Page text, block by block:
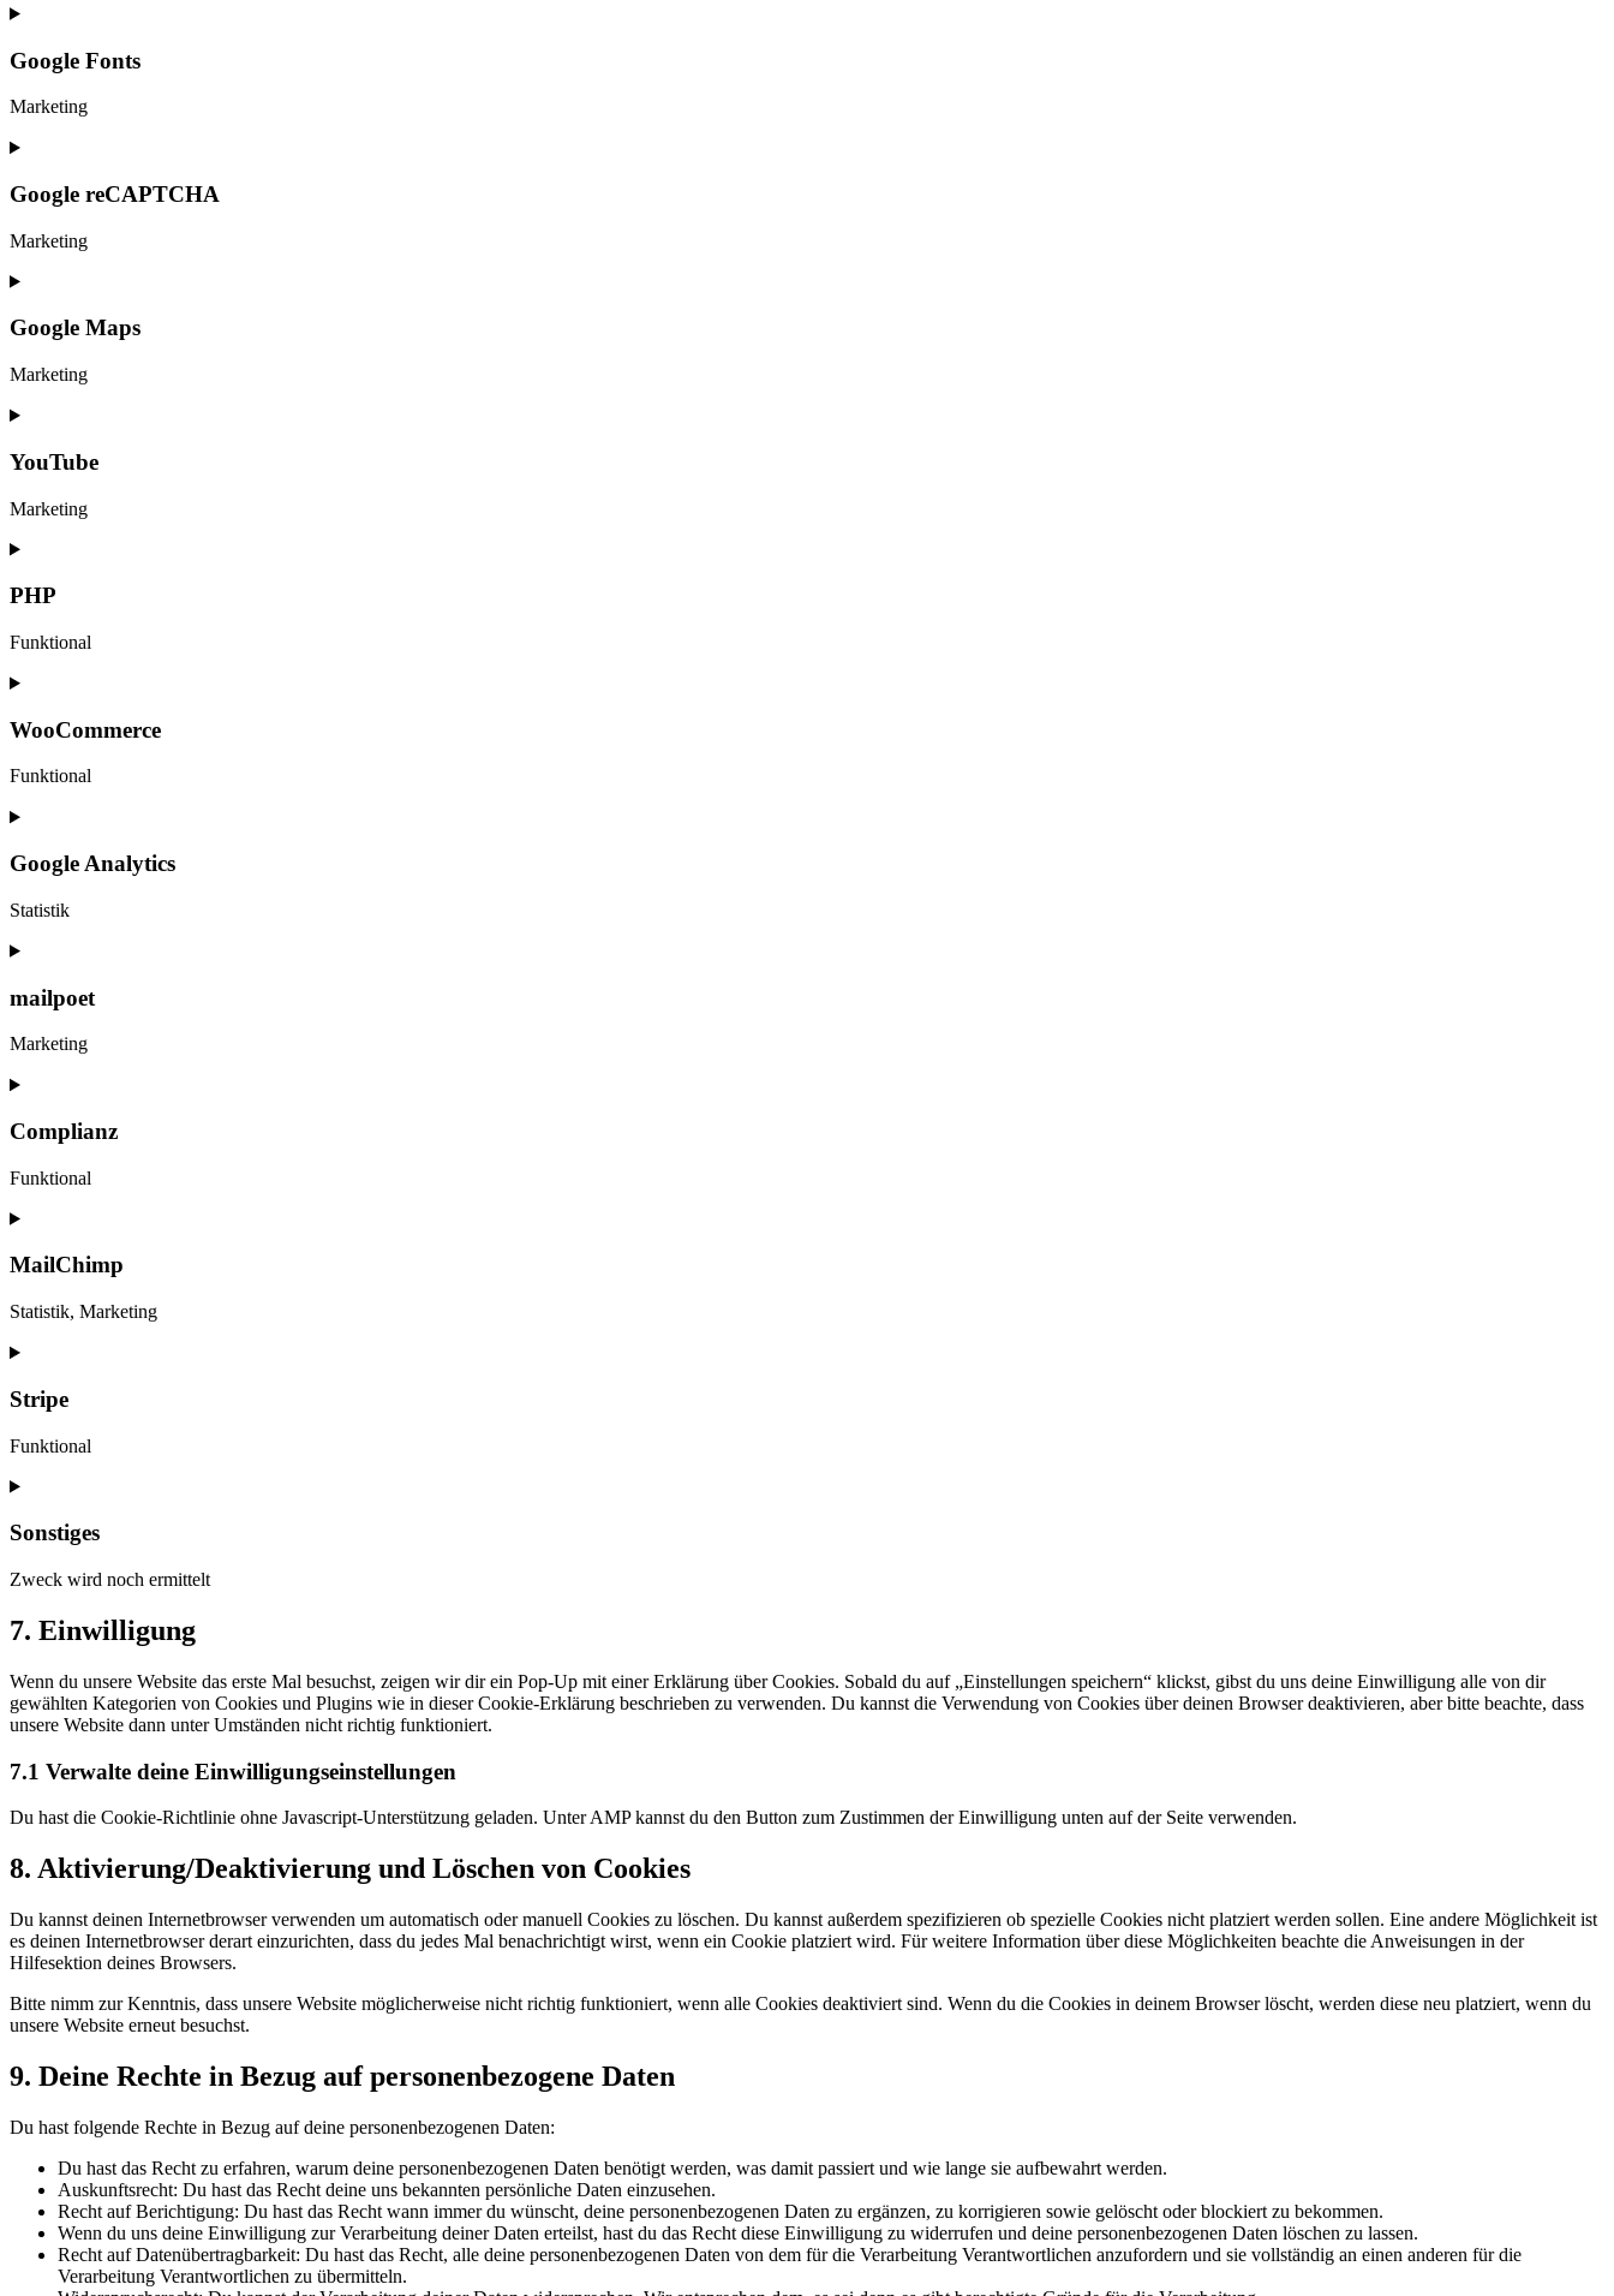
Consent
service
wordpress
Google Fonts
Marketing
Consent
service
google-
fonts
Google reCAPTCHA
Marketing
Consent
service
google-
recaptcha
Google Maps
Marketing
Consent
service
maps
YouTube
Marketing
Consent
service
PHP
Funktional
Consent
service
WooCommerce
Funktional
Consent
service
woocommerce
Google Analytics
Statistik
Consent
service
google-
analytics
mailpoet
Marketing
Consent
service
mailpoet
Complianz
Funktional
Consent
service
MailChimp
Statistik, Marketing
Consent
service
mailchimp
Stripe
Funktional
Consent
service
Sonstiges
Zweck wird noch ermittelt
Consent
to
sonstiges
7. Einwilligung
Wenn du unsere Website das erste Mal besuchst, zeigen wir dir ein Pop-Up mit einer Erklärung über Cookies. Sobald du auf „Einstellungen speichern“ klickst, gibst du uns deine Einwilligung alle von dir
gewählten Kategorien von Cookies und Plugins wie in dieser Cookie-Erklärung beschrieben zu verwenden. Du kannst die Verwendung von Cookies über deinen Browser deaktivieren, aber bitte beachte, dass
unsere Website dann unter Umständen nicht richtig funktioniert.
7.1 Verwalte deine Einwilligungseinstellungen
Du hast die Cookie-Richtlinie ohne Javascript-Unterstützung geladen. Unter AMP kannst du den Button zum Zustimmen der Einwilligung unten auf der Seite verwenden.
8. Aktivierung/Deaktivierung und Löschen von Cookies
Du kannst deinen Internetbrowser verwenden um automatisch oder manuell Cookies zu löschen. Du kannst außerdem spezifizieren ob spezielle Cookies nicht platziert werden sollen. Eine andere Möglichkeit ist
es deinen Internetbrowser derart einzurichten, dass du jedes Mal benachrichtigt wirst, wenn ein Cookie platziert wird. Für weitere Information über diese Möglichkeiten beachte die Anweisungen in der
Hilfesektion deines Browsers.
Bitte nimm zur Kenntnis, dass unsere Website möglicherweise nicht richtig funktioniert, wenn alle Cookies deaktiviert sind. Wenn du die Cookies in deinem Browser löscht, werden diese neu platziert, wenn du
unsere Website erneut besuchst.
9. Deine Rechte in Bezug auf personenbezogene Daten
Du hast folgende Rechte in Bezug auf deine personenbezogenen Daten:
Du hast das Recht zu erfahren, warum deine personenbezogenen Daten benötigt werden, was damit passiert und wie lange sie aufbewahrt werden.
Auskunftsrecht: Du hast das Recht deine uns bekannten persönliche Daten einzusehen.
Recht auf Berichtigung: Du hast das Recht wann immer du wünscht, deine personenbezogenen Daten zu ergänzen, zu korrigieren sowie gelöscht oder blockiert zu bekommen.
Wenn du uns deine Einwilligung zur Verarbeitung deiner Daten erteilst, hast du das Recht diese Einwilligung zu widerrufen und deine personenbezogenen Daten löschen zu lassen.
Recht auf Datenübertragbarkeit: Du hast das Recht, alle deine personenbezogenen Daten von dem für die Verarbeitung Verantwortlichen anzufordern und sie vollständig an einen anderen für die
Verarbeitung Verantwortlichen zu übermitteln.